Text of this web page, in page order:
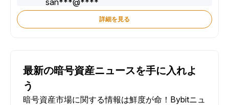
詳細を見る
最新の暗号資産ニュースを手に入れよ
う
暗号資産市場に関する情報は鮮度が命！Bybitニュ